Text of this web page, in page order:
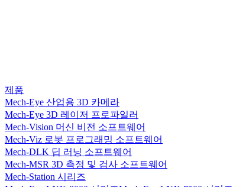
제품
Mech-Eye 산업용 3D 카메라
Mech-Eye 3D 레이저 프로파일러
Mech-Vision 머신 비전 소프트웨어
Mech-Viz 로봇 프로그래밍 소프트웨어
Mech-DLK 딥 러닝 소프트웨어
Mech-MSR 3D 측정 및 검사 소프트웨어
Mech-Station 시리즈